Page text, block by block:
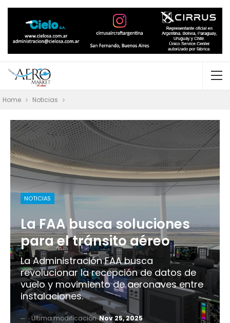
Home Noticias
NOTICIAS
La FAA busca soluciones
para el tránsito aéreo
La Administración FAA busca
revolucionar la recepción de datos de
vuelo y movimiento de aeronaves entre
instalaciones.
Última modificaciónNov 25, 2025